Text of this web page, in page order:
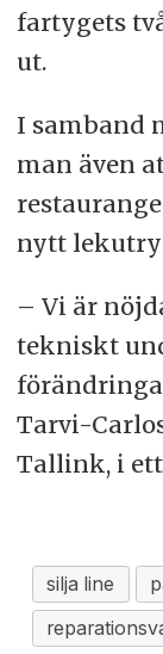
fartygets
ut.
I samband
man även
nytt
– Vi är
tekniskt
Tarvi-
Tallink, i ett
silja line